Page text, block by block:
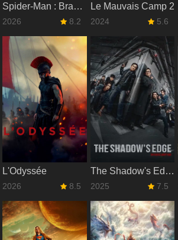
Spider-Man : Brand New Day
2026 8.2
Le Mauvais Camp 2
2024 5.6
L'Odyssée
2026 8.5
The Shadow's Edge
2025 7.5